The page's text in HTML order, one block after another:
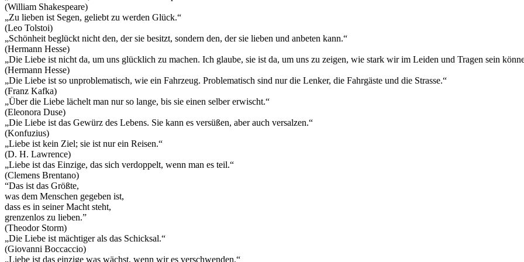
(William Shakespeare)
„Zu lieben ist Segen, geliebt zu werden Glück.“
(Leo Tolstoi)
„Schönheit beglückt nicht den, der sie besitzt, sondern den, der sie lieben und anbeten kann.“
(Hermann Hesse)
„Die Liebe ist nicht da, um uns glücklich zu machen. Ich glaube, sie ist da, um uns zu zeigen, wie stark wir im Leiden und Tragen sein
(Hermann Hesse)
„Die Liebe ist so unproblematisch, wie ein Fahrzeug. Problematisch sind nur die Lenker, die Fahrgäste und die Strasse.“
(Franz Kafka)
„Über die Liebe lächelt man nur so lange, bis sie einen selber erwischt.“
(Eleonora Duse)
„Die Liebe ist das Gewürz des Lebens. Sie kann es versüßen, aber auch versalzen.“
(Konfuzius)
„Liebe ist kein Ziel; sie ist nur ein Reisen.“
(D. H. Lawrence)
„Liebe ist das Einzige, das sich verdoppelt, wenn man es teil.“
(Clemens Brentano)
“Das ist das Größte,
was dem Menschen gegeben ist,
dass es in seiner Macht steht,
grenzenlos zu lieben.”
(Theodor Storm)
„Die Liebe ist mächtiger als das Schicksal.“
(Giovanni Boccaccio)
„Liebe ist das einzige was wächst, wenn wir es verschwenden.“